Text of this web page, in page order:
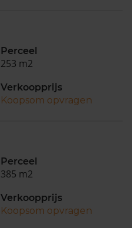
Perceel
253 m2
Verkoopprijs
Koopsom opvragen
Perceel
385 m2
Verkoopprijs
Koopsom opvragen